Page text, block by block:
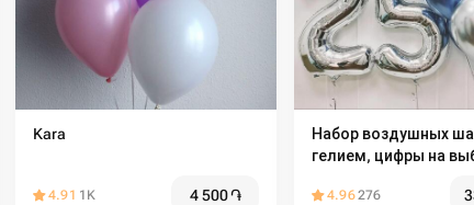
Kara
4.91 1K 4 500֏
Набор воздушных шаров с
гелием, цифры на
4.96276